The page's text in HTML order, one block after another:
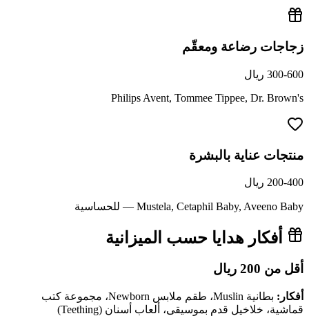
زجاجات رضاعة ومعقّم
300-600 ريال
Philips Avent, Tommee Tippee, Dr. Brown's
منتجات عناية بالبشرة
200-400 ريال
Mustela, Cetaphil Baby, Aveeno Baby — للحساسية
أفكار هدايا حسب الميزانية
أقل من 200 ريال
أفكار:
بطانية Muslin، طقم ملابس Newborn، مجموعة كتب
قماشية، خلاخيل قدم بموسيقى، ألعاب أسنان (Teething)